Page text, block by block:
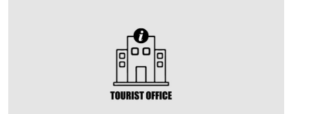
NATUR UND WELLNESS